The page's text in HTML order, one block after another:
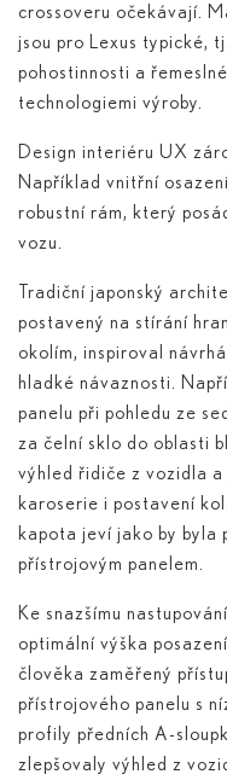
crossoveru očekávají.
jsou pro Lexus typické,
pohostinnosti a
technologiemi výroby.
Design interiéru UX
Například vnitřní
robustní rám, který
vozu.
Tradiční japonský
postavený na stírání
okolím, inspiroval
hladké návaznosti.
panelu při pohledu ze
za čelní sklo do oblasti
výhled řidiče z vozidla
karoserie i postavení
kapota jeví jako by byla
přístrojovým panelem.
Ke snazšímu
optimální výška
člověka zaměřený
přístrojového panelu s
profily předních A-
zlepšovaly výhled z